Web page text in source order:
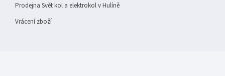
Prodejna Svět kol a elektrokol v Hulíně
Vrácení zboží